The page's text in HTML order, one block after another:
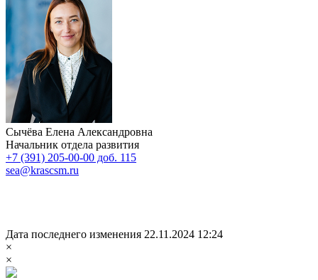
Сычёва Елена Александровна
Начальник отдела развития
+7 (391) 205-00-00 доб. 115
sea@krascsm.ru
Дата последнего изменения 22.11.2024 12:24
×
×